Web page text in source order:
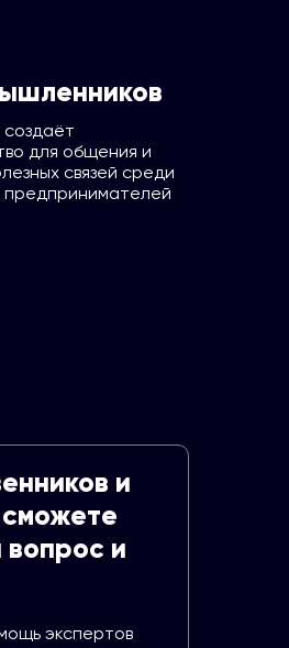
для общения и
связей среди
предпринимателей
экспертов
и
и